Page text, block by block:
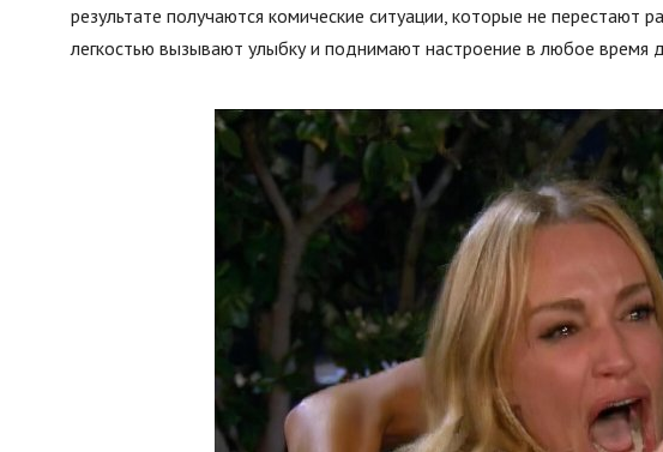
результате получаются комические ситуации, которые не перестают
легкостью вызывают улыбку и поднимают настроение в любое время